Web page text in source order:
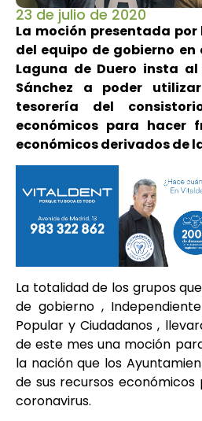
23 de julio de 2020
La moción presentada
del equipo de gobierno
Laguna de Duero insta
Sánchez a poder
tesorería del
económicos para hacer
económicos derivados de
La totalidad de los grupos
de gobierno ,
Popular y Ciudadanos ,
de este mes una moción
la nación que los
de sus recursos
coronavirus.